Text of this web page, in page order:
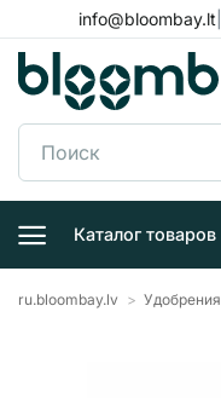
to
content
info@bloombay.lt
Поиск:
Каталог товаров
ru.bloombay.lv > Удобрения